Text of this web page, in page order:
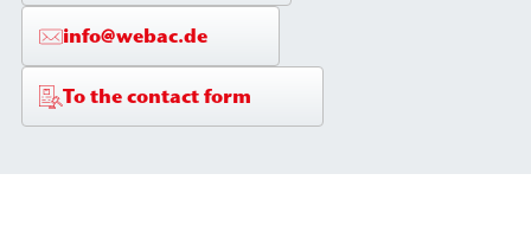
info@webac.de
To the contact form